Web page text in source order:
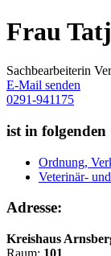
Frau
Sachbearbeiterin
E-Mail senden
0291-941175
ist in
Ordnung,
Veterinär-
Adresse:
Kreishaus